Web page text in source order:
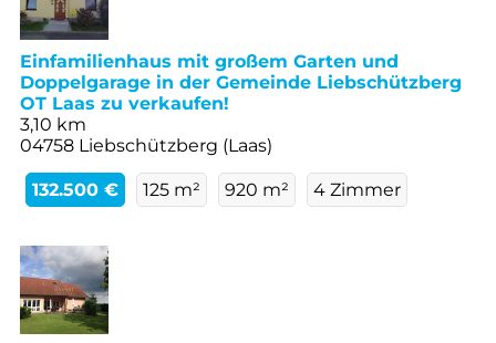
Einfamilienhaus mit großem Garten und
Doppelgarage in der Gemeinde Liebschützberg
OT Laas zu verkaufen!
3,10 km
04758 Liebschützberg (Laas)
132.500 € 125 m² 920 m² 4 Zimmer